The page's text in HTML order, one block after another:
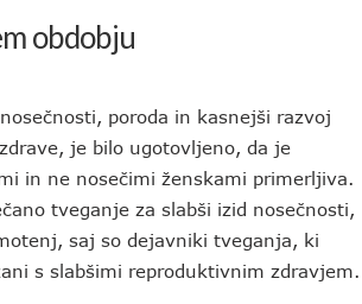
obdobju
poroda in kasnejši razvoj
je bilo ugotovljeno, da je
in ne nosečimi ženskami primerljiva.
tveganje za slabši izid nosečnosti,
saj so dejavniki tveganja, ki
s slabšimi reproduktivnim zdravjem.